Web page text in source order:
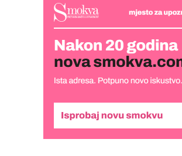
Lucija
Razgovaram :)